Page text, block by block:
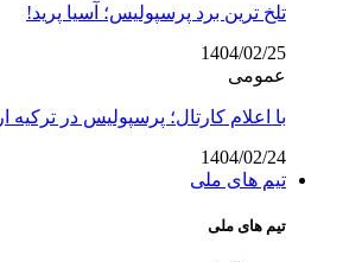
تلخ ترین برد پرسپولیس؛ آسیا پرید!
1404/02/25
عمومی
با اعلام کارتال؛ پرسپولیس در ترکیه
1404/02/24
تیم های ملی
تیم های ملی